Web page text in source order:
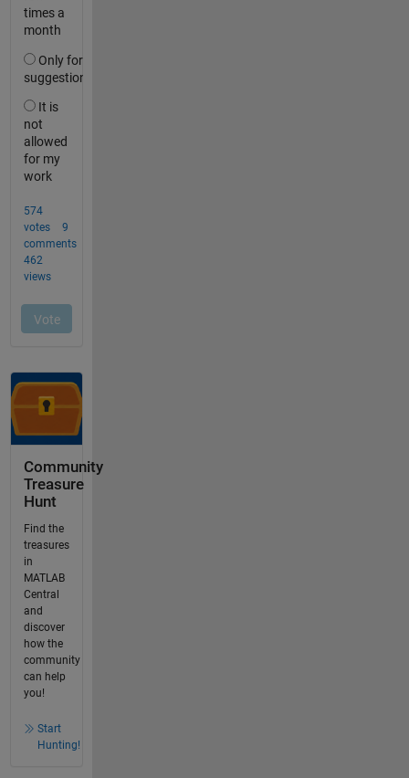
Community
Treasure
Hunt
Find the
treasures
in
MATLAB
Central
and
discover
how the
community
can help
you!
Start
Hunting!